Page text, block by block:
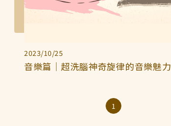
2023/10/25
音樂篇｜超洗腦神奇旋律的音樂魅力
1